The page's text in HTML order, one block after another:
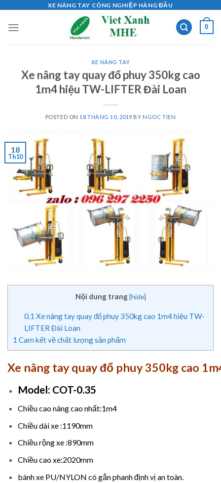
content
XE NÂNG TAY CÔNG NGHIỆP HÀNG ĐẦU
0
XE NÂNG TAY
Xe nâng tay quay đổ phuy 350kg cao
1m4 hiệu TW-LIFTER Đài Loan
POSTED ON 18 THÁNG 10, 2019 BYNGOC TIEN
18
Th10
Nội dung trang [hide]
0.1 Xe nâng tay quay đổ phuy 350kg cao 1m4 hiệu TW-
LIFTER Đài Loan
1 Cam kết về chất lượng sản phẩm
Xe nâng tay quay đổ phuy 350kg cao
Model: COT-0.35
Chiều cao nâng cao nhất:1m4
Chiều dài xe :1190mm
Chiều rộng xe :890mm
Chiều cao xe:2020mm
bánh xe PU/NYLON có gắn phanh định vị an toàn.